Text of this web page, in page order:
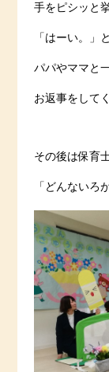
手をピシッと
「はーい。」
パパやママと
お返事をして
その後は保育
「どんないろ